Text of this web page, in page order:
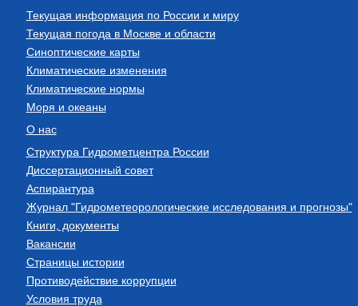
Текущая информация по России и миру
Текущая погода в Москве и области
Синоптические карты
Климатические изменения
Климатические нормы
Моря и океаны
О нас
Структура Гидрометцентра России
Диссертационный совет
Аспирантура
Журнал "Гидрометеорологические исследования и прогнозы"
Книги, документы
Вакансии
Страницы истории
Противодействие коррупции
Условия труда